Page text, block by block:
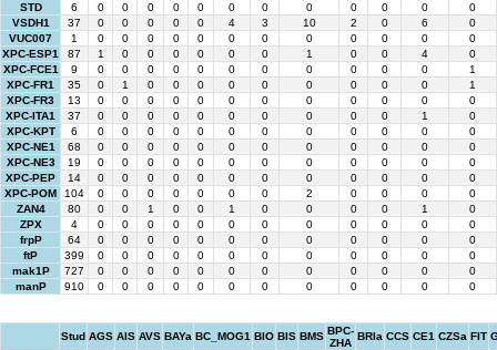
STD
6 0 0 0 0 0 0 0 0 0 0 0
0
VSDH1
37 0 0 0 0 0 4 3 10 2 0 6
0
VUC007
1 0 0 0 0 0 0 0 0 0 0 0
0
XPC-ESP1
87 1 0 0 0 0 0 0 1 0 0 4
0
XPC-FCE1
9 0 0 0 0 0 0 0 0 0 0 0
1
XPC-FR1
35 0 1 0 0 0 0 0 0 0 0 0
1
XPC-FR3
13 0 0 0 0 0 0 0 0 0 0 0
0
XPC-ITA1
37 0 0 0 0 0 0 0 0 0 0 1
0
XPC-KPT
6 0 0 0 0 0 0 0 0 0 0 0
0
XPC-NE1
68 0 0 0 0 0 0 0 0 0 0 0
0
XPC-NE3
19 0 0 0 0 0 0 0 0 0 0 0
0
XPC-PEP
14 0 0 0 0 0 0 0 0 0 0 0
0
XPC-POM
104 0 0 0 0 0 0 0 2 0 0 0
0
ZAN4
80 0 0 1 0 0 1 0 0 0 0 1
0
ZPX
4 0 0 0 0 0 0 0 0 0 0 0
0
frpP
64 0 0 0 0 0 0 0 0 0 0 0
0
ftP
399 0 0 0 0 0 0 0 0 0 0 0
0
mak1P
727 0 0 0 0 0 0 0 0 0 0 0
0
manP
910 0 0 0 0 0 0 0 0 0 0 0 0
Stud AGS AIS AVS BAYa BC_MOG1 BIO BIS BMS BPC-
ZHA
BRIa CCS CE1 CZSa FIT